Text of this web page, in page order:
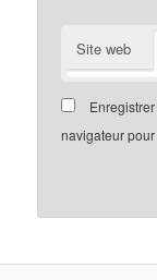
Site web
navigateur